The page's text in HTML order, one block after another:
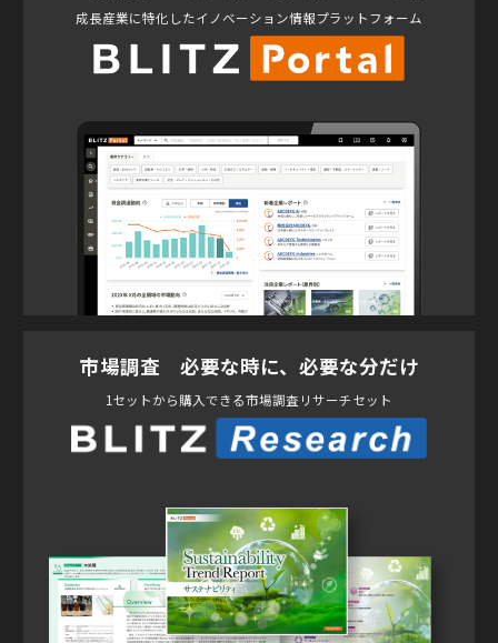
成長産業に特化したイノベーション情報プラットフォーム
市場調査 必要な時に、必要な分だけ
1セットから購入できる市場調査リサーチセット